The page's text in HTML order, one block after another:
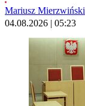
Mariusz Mierzwiński
04.08.2026 | 05:23